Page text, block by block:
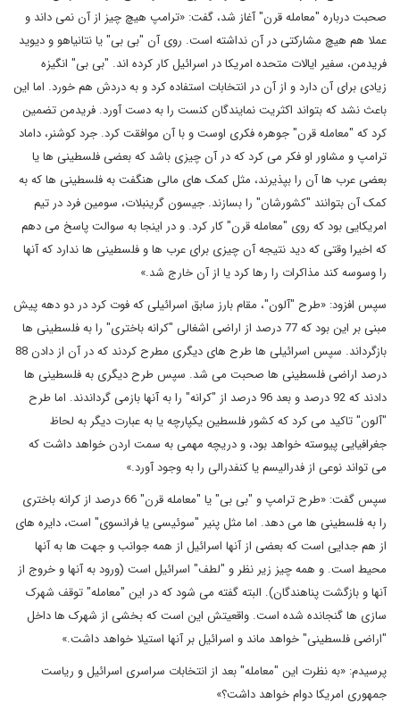
صحبت درباره "معامله قرن" آغاز شد، گفت: «ترامپ هیچ چیز از آن نمی داند و
عملا هم هیچ مشارکتی در آن نداشته است. روی آن "بی بی" یا نتانیاهو و دیوید
فریدمن، سفیر ایالات متحده امریکا در اسرائیل کار کرده اند. "بی بی" انگیزه
زیادی برای آن دارد و از آن در انتخابات استفاده کرد و به دردش هم خورد. اما این
باعث نشد که بتواند اکثریت نمایندگان کنست را به دست آورد. فریدمن تضمین
کرد که "معامله قرن" جوهره فکری اوست و با آن موافقت کرد. جرد کوشنر، داماد
ترامپ و مشاور او فکر می کرد که در آن چیزی باشد که بعضی فلسطینی ها یا
بعضی عرب ها آن را بپذیرند، مثل کمک های مالی هنگفت به فلسطینی ها که به
کمک آن بتوانند "کشورشان" را بسازند. جیسون گرینبلات، سومین فرد در تیم
امریکایی بود که روی "معامله قرن" کار کرد. و در اینجا به سوالت پاسخ می دهم
که اخیرا وقتی که دید نتیجه آن چیزی برای عرب ها و فلسطینی ها ندارد که آنها
را وسوسه کند مذاکرات را رها کرد یا از آن خارج شد.»
سپس افزود: «طرح "آلون"، مقام بارز سابق اسرائیلی که فوت کرد در دو دهه پیش
مبنی بر این بود که 77 درصد از اراضی اشغالی "کرانه باختری" را به فلسطینی ها
بازگرداند. سپس اسرائیلی ها طرح های دیگری مطرح کردند که در آن از دادن 88
درصد اراضی فلسطینی ها صحبت می شد. سپس طرح دیگری به فلسطینی ها
دادند که 92 درصد و بعد 96 درصد از "کرانه" را به آنها بازمی گرداندند. اما طرح
"آلون" تاکید می کرد که کشور فلسطین یکپارچه یا به عبارت دیگر به لحاظ
جغرافیایی پیوسته خواهد بود، و دریچه مهمی به سمت اردن خواهد داشت که
می تواند نوعی از فدرالیسم یا کنفدرالی را به وجود آورد.»
سپس گفت: «طرح ترامپ و "بی بی" یا "معامله قرن" 66 درصد از کرانه باختری
را به فلسطینی ها می دهد. اما مثل پنیر "سوئیسی یا فرانسوی" است، دایره های
از هم جدایی است که بعضی از آنها اسرائیل از همه جوانب و جهت ها به آنها
محیط است. و همه چیز زیر نظر و "لطف" اسرائیل است (ورود به آنها و خروج از
آنها و بازگشت پناهندگان). البته گفته می شود که در این "معامله" توقف شهرک
سازی ها گنجانده شده است. واقعیتش این است که بخشی از شهرک ها داخل
"اراضی فلسطینی" خواهد ماند و اسرائیل بر آنها استیلا خواهد داشت.»
پرسیدم: «به نظرت این "معامله" بعد از انتخابات سراسری اسرائیل و ریاست
جمهوری امریکا دوام خواهد داشت؟»